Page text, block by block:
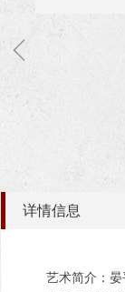
艺术简介：
详情信息
ꁆ